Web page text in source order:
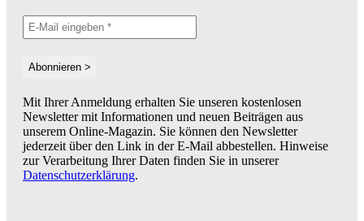
Mit Ihrer Anmeldung erhalten Sie unseren kostenlosen
Newsletter mit Informationen und neuen Beiträgen aus
unserem Online-Magazin. Sie können den Newsletter
jederzeit über den Link in der E-Mail abbestellen. Hinweise
zur Verarbeitung Ihrer Daten finden Sie in unserer
Datenschutzerklärung.